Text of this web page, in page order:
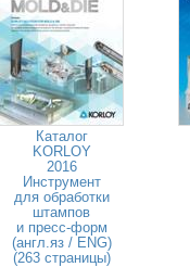
Каталог
KORLOY
2016
Инструмент
для обработки
штампов
и пресс-форм
(англ.яз / ENG)
(263 страницы)